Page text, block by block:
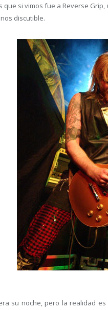
que si vimos fue a Reverse
discutible.
su noche, pero la realidad